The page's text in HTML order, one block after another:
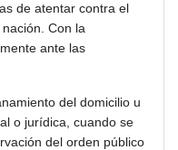
de atentar contra el
Con la
ante las
del domicilio u
o jurídica, cuando se
del orden público